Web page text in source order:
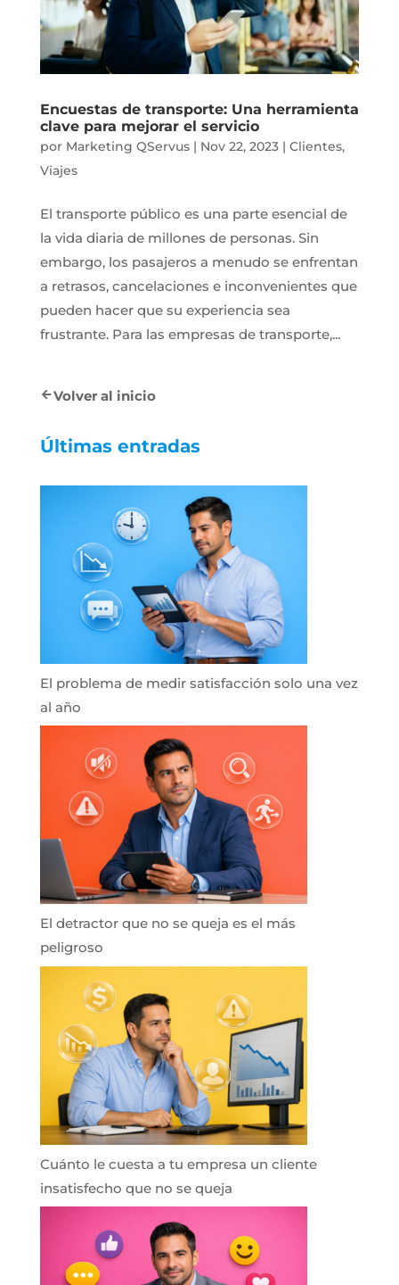
Encuestas de transporte: Una herramienta
clave para mejorar el servicio
por Marketing QServus| Nov 22, 2023| Clientes,
Viajes
El transporte público es una parte esencial de
la vida diaria de millones de personas. Sin
embargo, los pasajeros a menudo se enfrentan
a retrasos, cancelaciones e inconvenientes que
pueden hacer que su experiencia sea
frustrante. Para las empresas de transporte,...
Volver al inicio
Últimas entradas
El problema de medir satisfacción solo una vez
al año
El detractor que no se queja es el más
peligroso
Cuánto le cuesta a tu empresa un cliente
insatisfecho que no se queja